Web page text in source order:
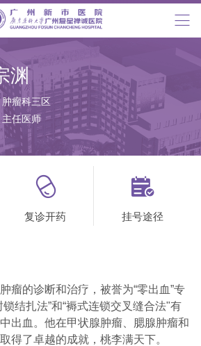
渊
瘤科三区
任医师

复诊开药

挂号途径
瘤的诊断和治疗，被誉为“零出血”专
结扎法”和“褥式连锁交叉缝合法"有
出血。他在甲状腺肿瘤、腮腺肿瘤和
得了卓越的成就，桃李满天下。